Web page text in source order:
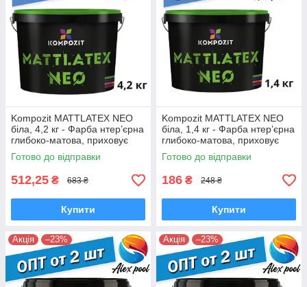
Kompozit MATTLATEX NEO
біла, 4,2 кг - Фарба нтер’єрна
глибоко-матова, приховує
дрібні нерівності поверхні
Готово до відправки
512,25 ₴ 683 ₴
Купити
Kompozit MATTLATEX NEO
біла, 1,4 кг - Фарба нтер’єрна
глибоко-матова, приховує
дрібні нерівності поверхні
Готово до відправки
186 ₴ 248 ₴
Купити
Акція –23% Акція –23%